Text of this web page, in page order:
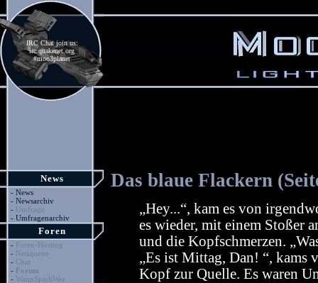
IRC Chat join us:
irc.quakenet.org
#moo3planet
News
- News
- Newsarchiv
- Umfrage
- Umfragenarchiv
Foren
- Foren-Hosting
- Netiquette
- Chat
- Forum
- WannSpieltWer
Das blaue Flackern
„Hey...“, kam es von
es wieder, mit einem Stoßer
und die Kopfschmerzen.
„Es ist Mittag, Dan! “, kams
Kopf zur Quelle. Es waren